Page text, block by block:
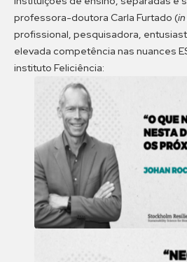
professora-doutora Carla Furtado (
profissional, pesquisadora,
elevada competência nas nuances
instituto Feliciência: